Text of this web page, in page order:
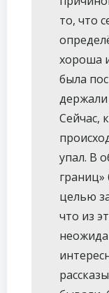
то, что
хороша
была
Сейчас,
упал. В
целью
что из